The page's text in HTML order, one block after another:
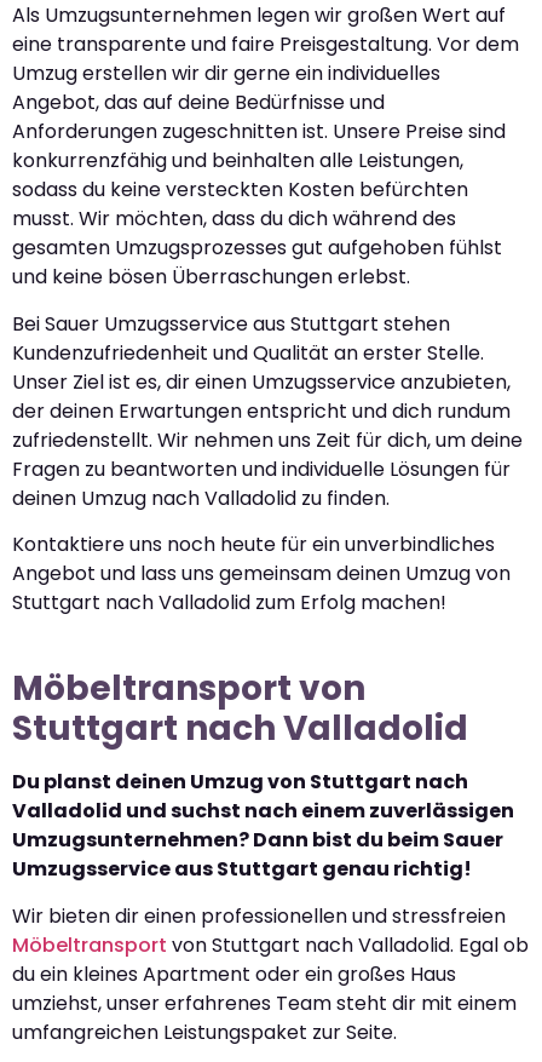
Als Umzugsunternehmen legen wir großen Wert auf
eine transparente und faire Preisgestaltung. Vor dem
Umzug erstellen wir dir gerne ein individuelles
Angebot, das auf deine Bedürfnisse und
Anforderungen zugeschnitten ist. Unsere Preise sind
konkurrenzfähig und beinhalten alle Leistungen,
sodass du keine versteckten Kosten befürchten
musst. Wir möchten, dass du dich während des
gesamten Umzugsprozesses gut aufgehoben fühlst
und keine bösen Überraschungen erlebst.
Bei Sauer Umzugsservice aus Stuttgart stehen
Kundenzufriedenheit und Qualität an erster Stelle.
Unser Ziel ist es, dir einen Umzugsservice anzubieten,
der deinen Erwartungen entspricht und dich rundum
zufriedenstellt. Wir nehmen uns Zeit für dich, um deine
Fragen zu beantworten und individuelle Lösungen für
deinen Umzug nach Valladolid zu finden.
Kontaktiere uns noch heute für ein unverbindliches
Angebot und lass uns gemeinsam deinen Umzug von
Stuttgart nach Valladolid zum Erfolg machen!
Möbeltransport von
Stuttgart nach Valladolid
Du planst deinen Umzug von Stuttgart nach
Valladolid und suchst nach einem zuverlässigen
Umzugsunternehmen? Dann bist du beim Sauer
Umzugsservice aus Stuttgart genau richtig!
Wir bieten dir einen professionellen und stressfreien
Möbeltransport von Stuttgart nach Valladolid. Egal ob
du ein kleines Apartment oder ein großes Haus
umziehst, unser erfahrenes Team steht dir mit einem
umfangreichen Leistungspaket zur Seite.